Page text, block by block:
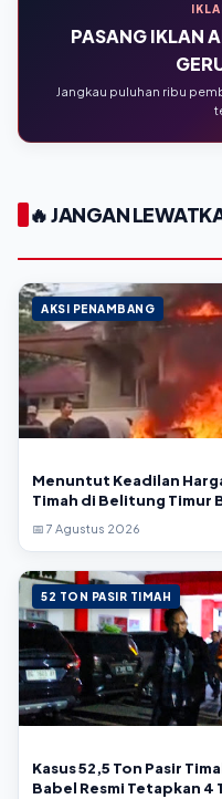
PASANG IKLAN
Jangkau puluhan ribu
🔥 JANGAN
AKSI PENAMBANG
Menuntut Keadilan
📅 7 Agustus 2026
52 TON PASIR TIMAH
Kasus 52,5 Ton Pasir
Babel Resmi Tetapkan 4